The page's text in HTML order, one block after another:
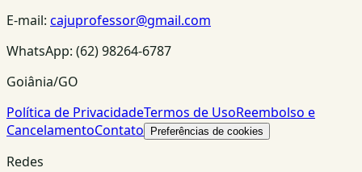
E-mail: cajuprofessor@gmail.com
WhatsApp: (62) 98264-6787
Goiânia/GO
Política de PrivacidadeTermos de UsoReembolso e
CancelamentoContato Preferências de cookies
Redes